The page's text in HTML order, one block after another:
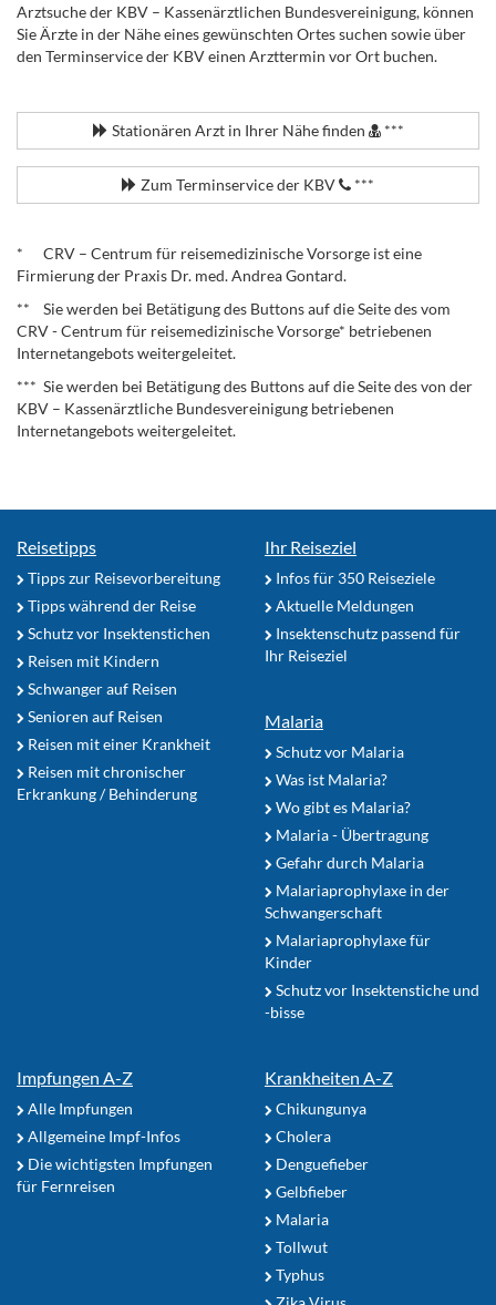
Arztsuche der KBV – Kassenärztlichen Bundesvereinigung, können
Sie Ärzte in der Nähe eines gewünschten Ortes suchen sowie über
den Terminservice der KBV einen Arzttermin vor Ort buchen.
Stationären Arzt in Ihrer Nähe finden ***
Zum Terminservice der KBV ***
* CRV – Centrum für reisemedizinische Vorsorge ist eine
Firmierung der Praxis Dr. med. Andrea Gontard.
** Sie werden bei Betätigung des Buttons auf die Seite des vom
CRV - Centrum für reisemedizinische Vorsorge* betriebenen
Internetangebots weitergeleitet.
*** Sie werden bei Betätigung des Buttons auf die Seite des von der
KBV – Kassenärztliche Bundesvereinigung betriebenen
Internetangebots weitergeleitet.
Reisetipps
Tipps zur Reisevorbereitung
Tipps während der Reise
Schutz vor Insektenstichen
Reisen mit Kindern
Schwanger auf Reisen
Senioren auf Reisen
Reisen mit einer Krankheit
Reisen mit chronischer
Erkrankung / Behinderung
Ihr Reiseziel
Infos für 350 Reiseziele
Aktuelle Meldungen
Insektenschutz passend für
Ihr Reiseziel
Malaria
Schutz vor Malaria
Was ist Malaria?
Wo gibt es Malaria?
Malaria - Übertragung
Gefahr durch Malaria
Malariaprophylaxe in der
Schwangerschaft
Malariaprophylaxe für
Kinder
Schutz vor Insektenstiche und
-bisse
Impfungen A-Z
Alle Impfungen
Allgemeine Impf-Infos
Die wichtigsten Impfungen
für Fernreisen
Krankheiten A-Z
Chikungunya
Cholera
Denguefieber
Gelbfieber
Malaria
Tollwut
Typhus